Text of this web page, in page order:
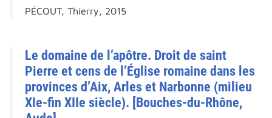
PÉCOUT, Thierry, 2015
Le domaine de l’apôtre. Droit de saint
Pierre et cens de l’Église romaine dans les
provinces d’Aix, Arles et Narbonne (milieu
XIe-fin XIIe siècle). [Bouches-du-Rhône,